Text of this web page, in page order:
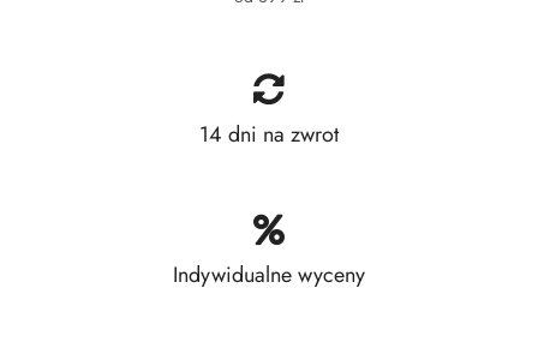
14 dni na zwrot
Indywidualne wyceny